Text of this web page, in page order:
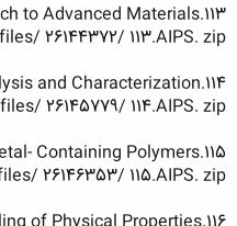
113.Membrane- Mimetic Approach to Advanced Materials
26144372/ 113.AIPS. zip
114.Polymer Analysis and Characterization
26145779/ 114.AIPS. zip
115.Photoconducting Polymers.Metal- Containing Polymers
26146353/ 115.AIPS. zip